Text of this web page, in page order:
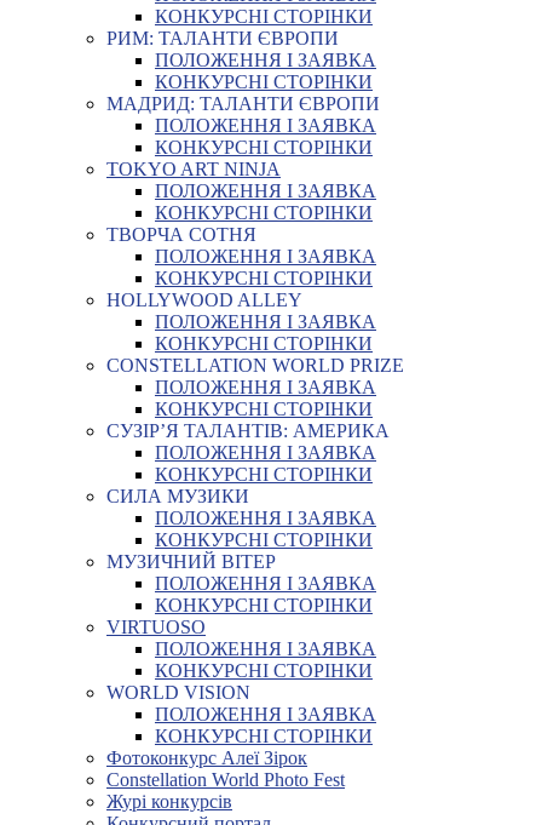
КОНКУРСНІ СТОРІНКИ
РИМ: ТАЛАНТИ ЄВРОПИ
ПОЛОЖЕННЯ І ЗАЯВКА
КОНКУРСНІ СТОРІНКИ
МАДРИД: ТАЛАНТИ ЄВРОПИ
ПОЛОЖЕННЯ І ЗАЯВКА
КОНКУРСНІ СТОРІНКИ
TOKYO ART NINJA
ПОЛОЖЕННЯ І ЗАЯВКА
КОНКУРСНІ СТОРІНКИ
ТВОРЧА СОТНЯ
ПОЛОЖЕННЯ І ЗАЯВКА
КОНКУРСНІ СТОРІНКИ
HOLLYWOOD ALLEY
ПОЛОЖЕННЯ І ЗАЯВКА
КОНКУРСНІ СТОРІНКИ
CONSTELLATION WORLD PRIZE
ПОЛОЖЕННЯ І ЗАЯВКА
КОНКУРСНІ СТОРІНКИ
СУЗІР’Я ТАЛАНТІВ: АМЕРИКА
ПОЛОЖЕННЯ І ЗАЯВКА
КОНКУРСНІ СТОРІНКИ
СИЛА МУЗИКИ
ПОЛОЖЕННЯ І ЗАЯВКА
КОНКУРСНІ СТОРІНКИ
МУЗИЧНИЙ ВІТЕР
ПОЛОЖЕННЯ І ЗАЯВКА
КОНКУРСНІ СТОРІНКИ
VIRTUOSO
ПОЛОЖЕННЯ І ЗАЯВКА
КОНКУРСНІ СТОРІНКИ
WORLD VISION
ПОЛОЖЕННЯ І ЗАЯВКА
КОНКУРСНІ СТОРІНКИ
Фотоконкурс Алеї Зірок
Constellation World Photo Fest
Журі конкурсів